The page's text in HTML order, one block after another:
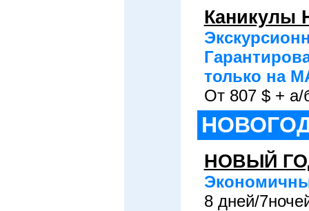
Каникулы
только на
От 807 $ + а/
НОВЫЙ
8 дней/